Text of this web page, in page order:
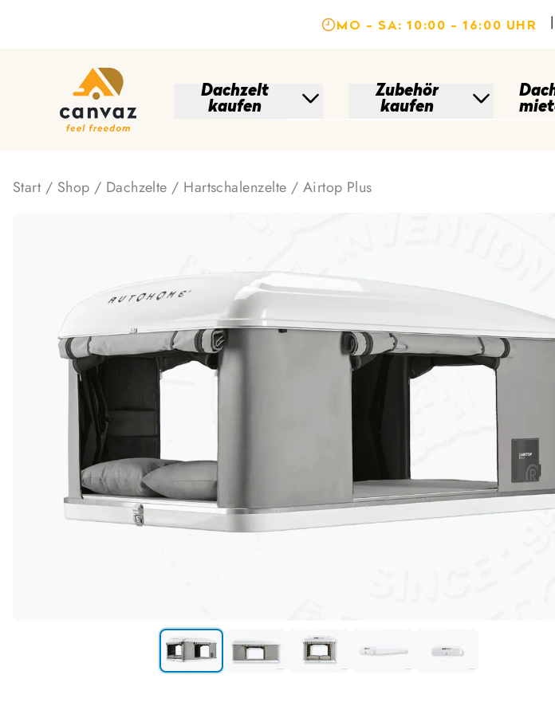
MO - SA: 10:00 - 16:00 UHR |
Dachzelt
kaufen
Zubehör
kaufen
Start/ Shop / Dachzelte / Hartschalenzelte / Airtop Plus